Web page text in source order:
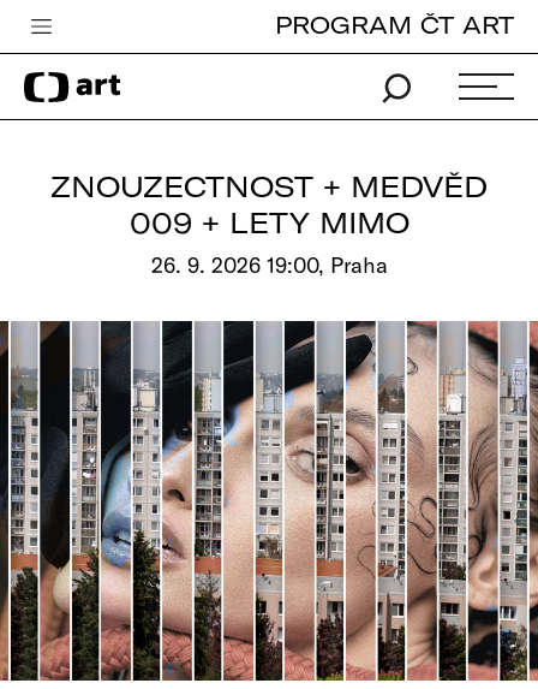
Česká televize
Zpravodajství
Vše o ČT
PROGRAM ČT ART
ZNOUZECTNOST + MEDVĚD
009 + LETY MIMO
26. 9. 2026 19:00, Praha